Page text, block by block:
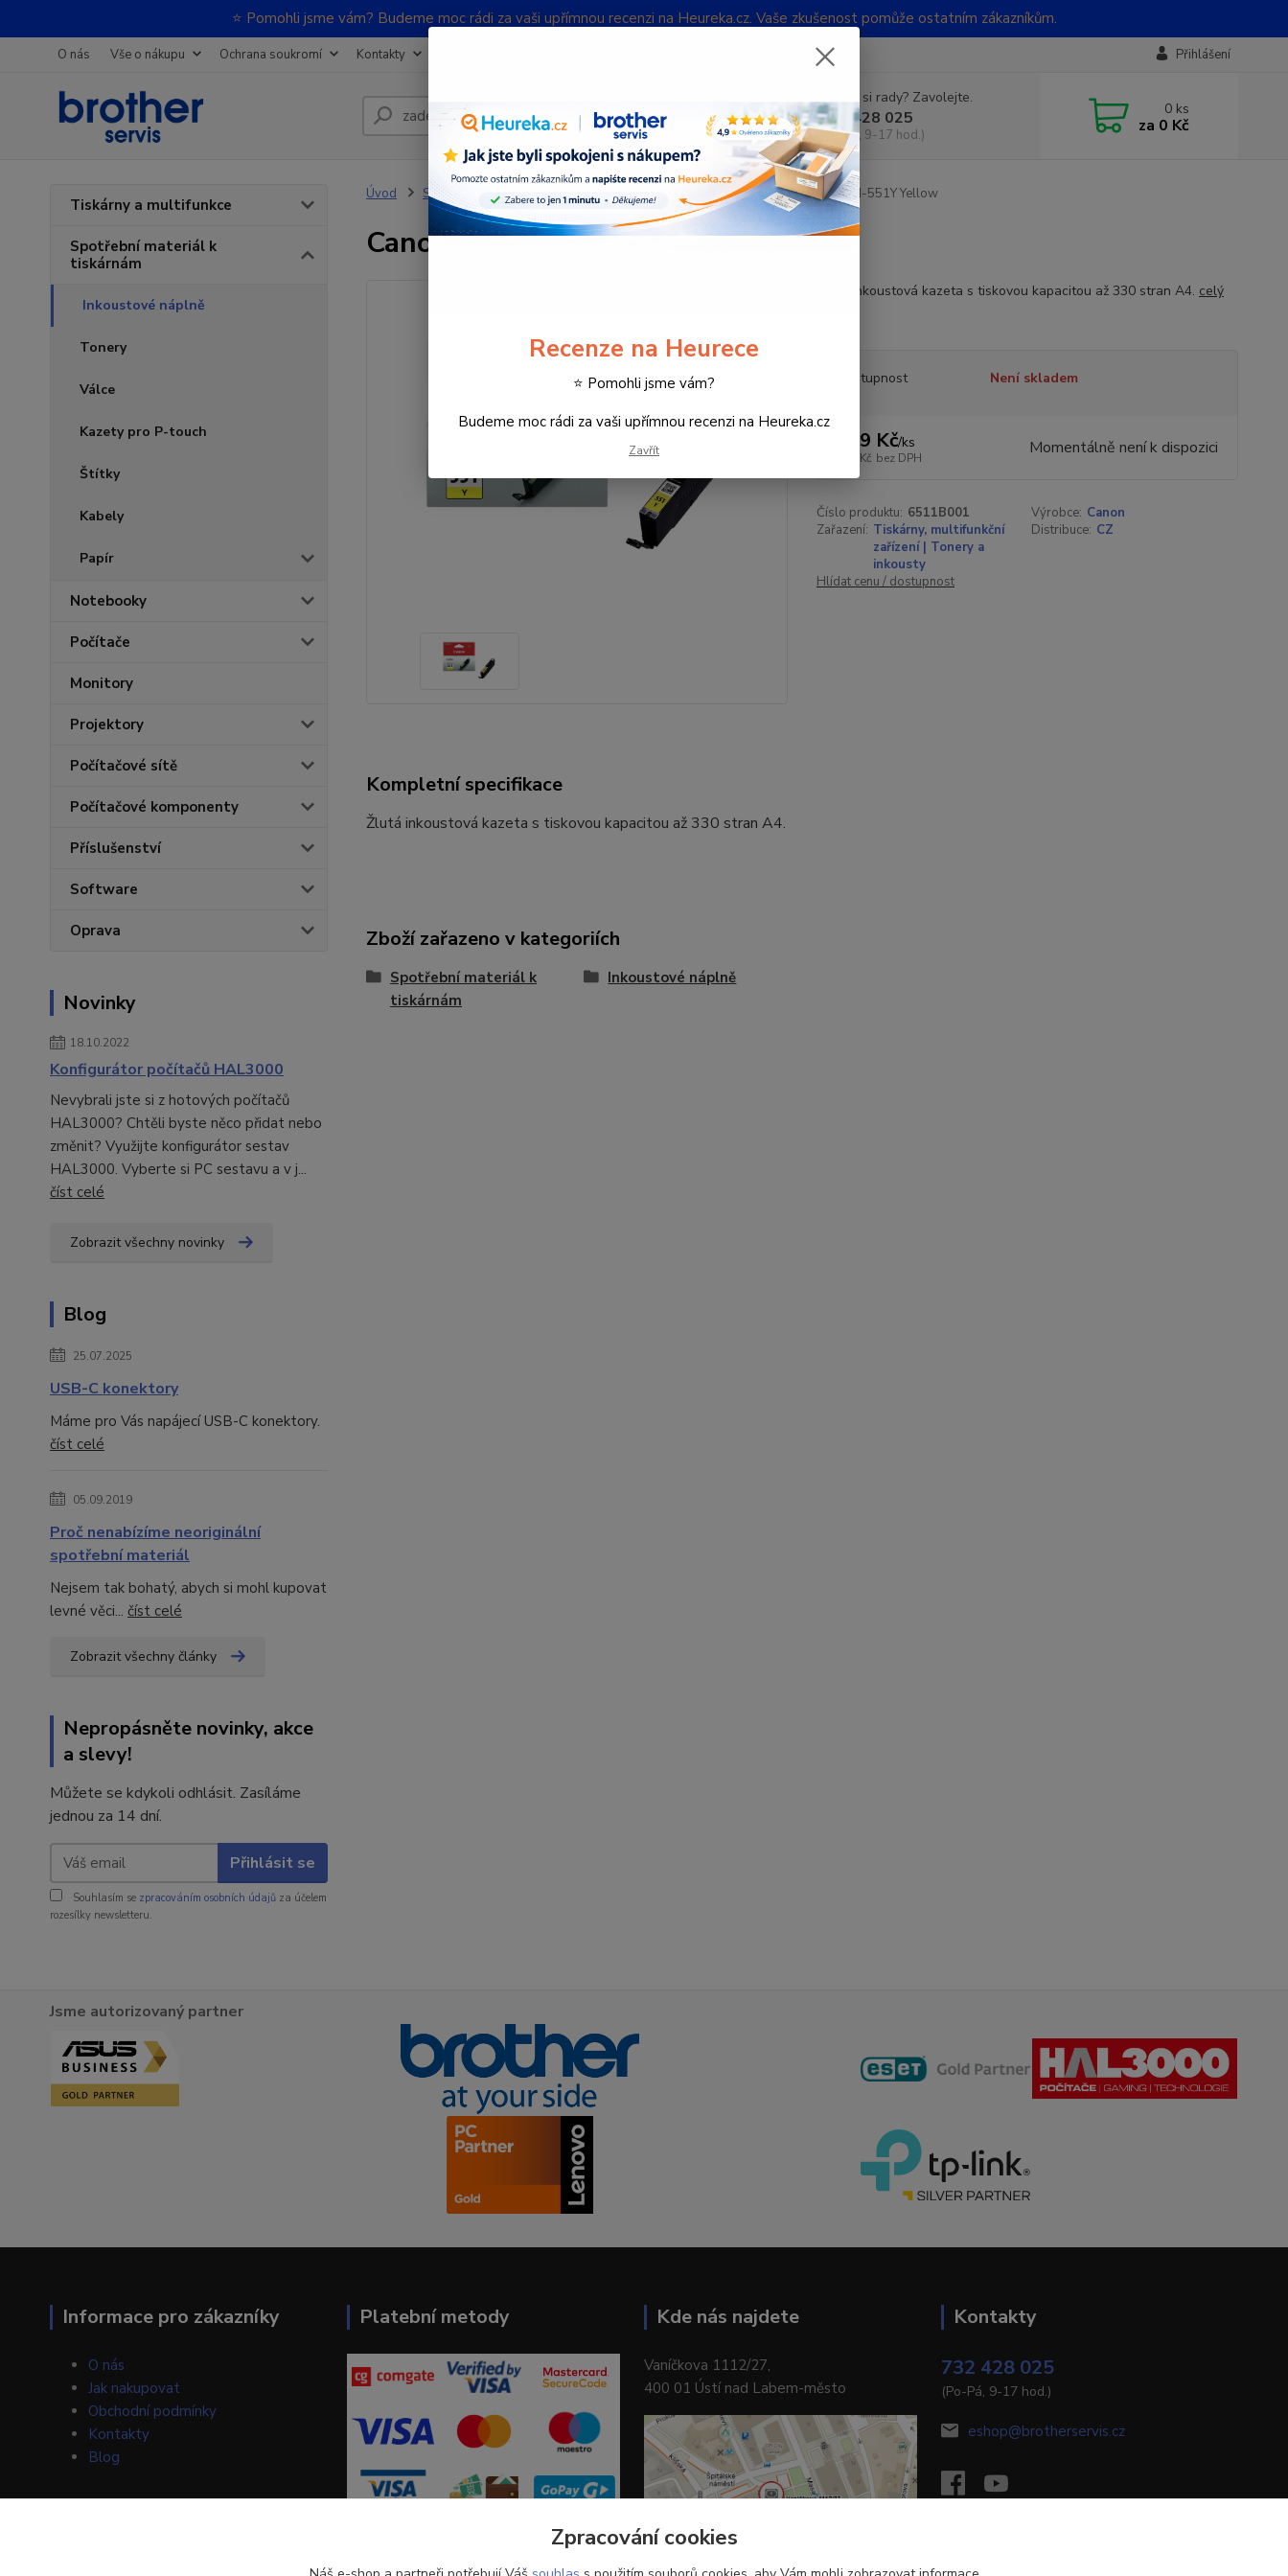
⭐ Pomohli jsme vám? Budeme moc rádi za vaši upřímnou recenzi na Heureka.cz. Vaše zkušenost pomůže ostatním zákazníkům.
O nás Vše o nákupu Ochrana soukromí Kontakty Přihlášení
Hledat
Nevíte si rady? Zavolejte.
732 428 025
(Po-Pá, 9-17 hod.)
0 ks
za 0 Kč
Tiskárny a multifunkce
Spotřební materiál k
tiskárnám
Inkoustové náplně
Tonery
Válce
Kazety pro P-touch
Štítky
Kabely
Papír
Notebooky
Počítače
Monitory
Projektory
Počítačové sítě
Počítačové komponenty
Příslušenství
Software
Oprava
Novinky
18.10.2022
Konfigurátor počítačů HAL3000
Nevybrali jste si z hotových počítačů
HAL3000? Chtěli byste něco přidat nebo
změnit? Využijte konfigurátor sestav
HAL3000. Vyberte si PC sestavu a v j...
číst celé
Zobrazit všechny novinky
Blog
25.07.2025
USB-C konektory
Máme pro Vás napájecí USB-C konektory.
číst celé
05.09.2019
Proč nenabízíme neoriginální
spotřební materiál
Nejsem tak bohatý, abych si mohl kupovat
levné věci... číst celé
Zobrazit všechny články
Nepropásněte novinky, akce
a slevy!
Můžete se kdykoli odhlásit. Zasíláme
jednou za 14 dní.
Přihlásit se
Souhlasím se zpracováním osobních údajů za účelem
rozesílky newsletteru.
Úvod Spotřební materiál k tiskárnám Inkoustové náplně Canon cartridge CLI-551Y Yellow
Canon cartridge CLI-551Y Yellow
Žlutá inkoustová kazeta s tiskovou kapacitou až 330 stran A4. celý
Dostupnost Není skladem
259 Kč/ks
214 Kč bez DPH Momentálně není k dispozici
Číslo produktu: 6511B001 Výrobce: Canon
Zařazení: Tiskárny, multifunkční
zařízení | Tonery a
inkousty
Distribuce: CZ
Hlídat cenu / dostupnost
Kompletní specifikace
Žlutá inkoustová kazeta s tiskovou kapacitou až 330 stran A4.
Zboží zařazeno v kategoriích
Spotřební materiál k
tiskárnám
Inkoustové náplně
Jsme autorizovaný partner
Informace pro zákazníky
O nás
Jak nakupovat
Obchodní podmínky
Kontakty
Blog
Platební metody Kde nás najdete
Vaníčkova 1112/27,
400 01 Ústí nad Labem-město
Kontakty
732 428 025
(Po-Pá, 9-17 hod.)
eshop@brotherservis.cz
Recenze na Heurece
⭐ Pomohli jsme vám?
Budeme moc rádi za vaši upřímnou recenzi na Heureka.cz
Zavřít
Zpracování cookies